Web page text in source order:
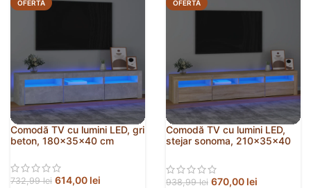
OFERTĂ
Comodă TV cu lumini LED, gri
beton, 180x35x40 cm
732,99lei 614,00 lei
OFERTĂ
Comodă TV cu lumini LED,
stejar sonoma, 210x35x40
938,99lei 670,00 lei